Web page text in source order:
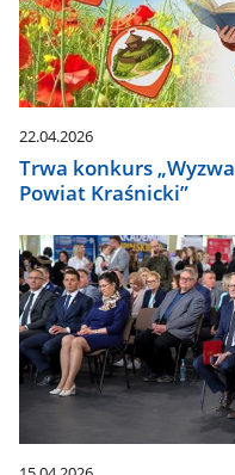
22.04.2026
Trwa konkurs
Powiat Kraśnicki”